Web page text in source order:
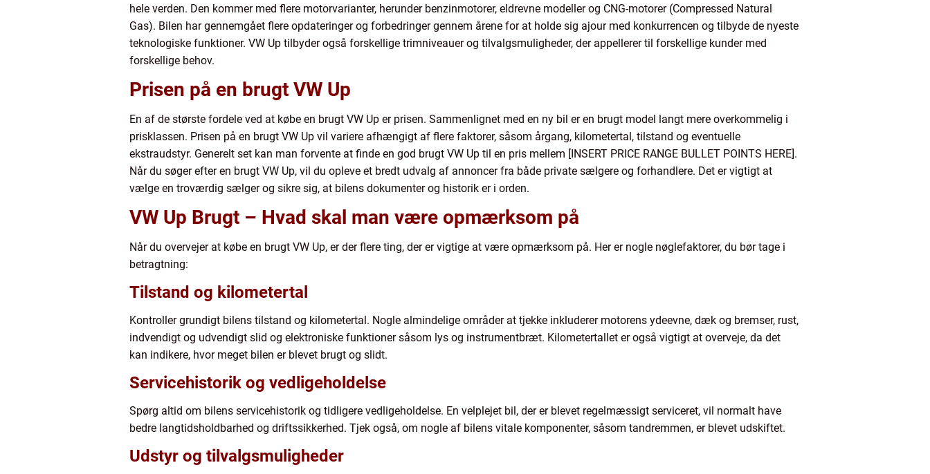
hele verden. Den kommer med flere motorvarianter, herunder benzinmotorer, eldrevne modeller og CNG-motorer (Compressed Natural
Gas). Bilen har gennemgået flere opdateringer og forbedringer gennem årene for at holde sig ajour med konkurrencen og tilbyde de nyeste
teknologiske funktioner. VW Up tilbyder også forskellige trimniveauer og tilvalgsmuligheder, der appellerer til forskellige kunder med
forskellige behov.
Prisen på en brugt VW Up
En af de største fordele ved at købe en brugt VW Up er prisen. Sammenlignet med en ny bil er en brugt model langt mere overkommelig i
prisklassen. Prisen på en brugt VW Up vil variere afhængigt af flere faktorer, såsom årgang, kilometertal, tilstand og eventuelle
ekstraudstyr. Generelt set kan man forvente at finde en god brugt VW Up til en pris mellem [INSERT PRICE RANGE BULLET POINTS HERE].
Når du søger efter en brugt VW Up, vil du opleve et bredt udvalg af annoncer fra både private sælgere og forhandlere. Det er vigtigt at
vælge en troværdig sælger og sikre sig, at bilens dokumenter og historik er i orden.
VW Up Brugt – Hvad skal man være opmærksom på
Når du overvejer at købe en brugt VW Up, er der flere ting, der er vigtige at være opmærksom på. Her er nogle nøglefaktorer, du bør tage i
betragtning:
Tilstand og kilometertal
Kontroller grundigt bilens tilstand og kilometertal. Nogle almindelige områder at tjekke inkluderer motorens ydeevne, dæk og bremser, rust,
indvendigt og udvendigt slid og elektroniske funktioner såsom lys og instrumentbræt. Kilometertallet er også vigtigt at overveje, da det
kan indikere, hvor meget bilen er blevet brugt og slidt.
Servicehistorik og vedligeholdelse
Spørg altid om bilens servicehistorik og tidligere vedligeholdelse. En velplejet bil, der er blevet regelmæssigt serviceret, vil normalt have
bedre langtidsholdbarhed og driftssikkerhed. Tjek også, om nogle af bilens vitale komponenter, såsom tandremmen, er blevet udskiftet.
Udstyr og tilvalgsmuligheder